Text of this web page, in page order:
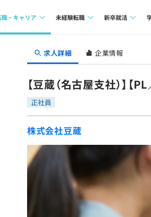
職・キャリア
転職成功ガイド
転職エージェント
未経験転職
求人検索
転職成功ガイド
新卒就活
本選考
インターン
インタビュー
就活成功ガイド
求人詳細 企業情報
【豆蔵（名古屋支社）】
正社員
株式会社豆蔵